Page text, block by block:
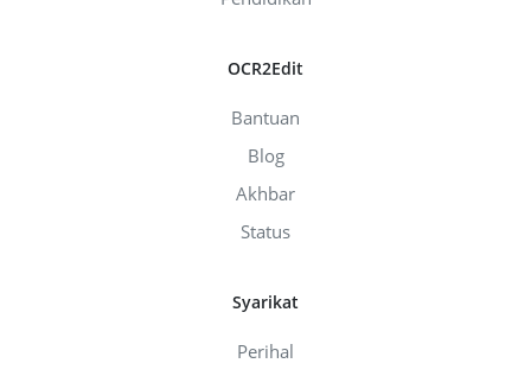
OCR2Edit
Bantuan
Blog
Akhbar
Status
Syarikat
Perihal